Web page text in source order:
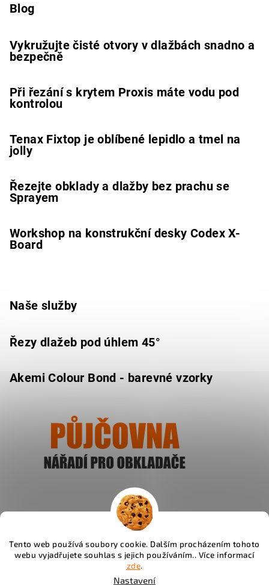
Tento web používá soubory cookie. Dalším procházením tohoto
webu vyjadřujete souhlas s jejich používáním.. Více informací
zde.
Nastavení
Blog
Vykružujte čisté otvory v dlažbách snadno a
bezpečně
Při řezání s krytem Proxis máte vodu pod
kontrolou
Tenax Fixtop je oblíbené lepidlo a tmel na
jolly
Řezejte obklady a dlažby bez prachu se
Sprayem
Workshop na konstrukční desky Codex X-
Board
Naše služby
Řezy dlažeb pod úhlem 45°
Akemi Colour Bond - barevné vzorky
Ukázat
Instagram